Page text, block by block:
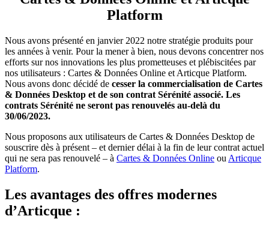
Platform
Nous avons présenté en janvier 2022 notre stratégie produits pour
les années à venir. Pour la mener à bien, nous devons concentrer nos
efforts sur nos innovations les plus prometteuses et plébiscitées par
nos utilisateurs : Cartes & Données Online et Articque Platform.
Nous avons donc décidé de cesser la commercialisation de Cartes
& Données Desktop et de son contrat Sérénité associé. Les
contrats Sérénité ne seront pas renouvelés au-delà du
30/06/2023.
Nous proposons aux utilisateurs de Cartes & Données Desktop de
souscrire dès à présent – et dernier délai à la fin de leur contrat actuel
qui ne sera pas renouvelé – à Cartes & Données Online ou Articque
Platform.
Les avantages des offres modernes
d’Articque :